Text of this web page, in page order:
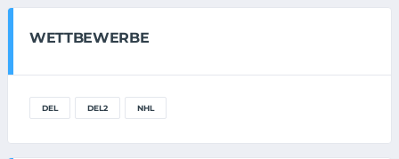
WETTBEWERBE
DEL DEL2 NHL